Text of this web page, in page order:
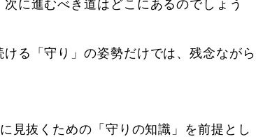
に進むべき道はどこにあるのでしょう
る「守り」の姿勢だけでは、残念ながら
見抜くための「守りの知識」を前提とし